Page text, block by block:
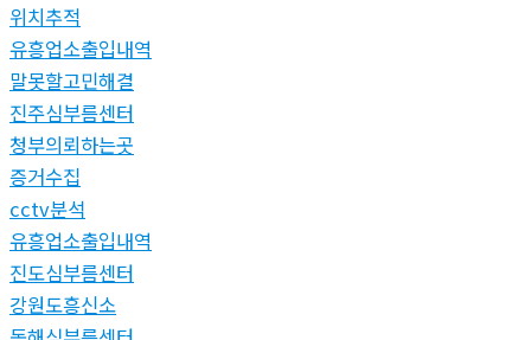
위치추적
유흥업소출입내역
말못할고민해결
진주심부름센터
청부의뢰하는곳
증거수집
cctv분석
유흥업소출입내역
진도심부름센터
강원도흥신소